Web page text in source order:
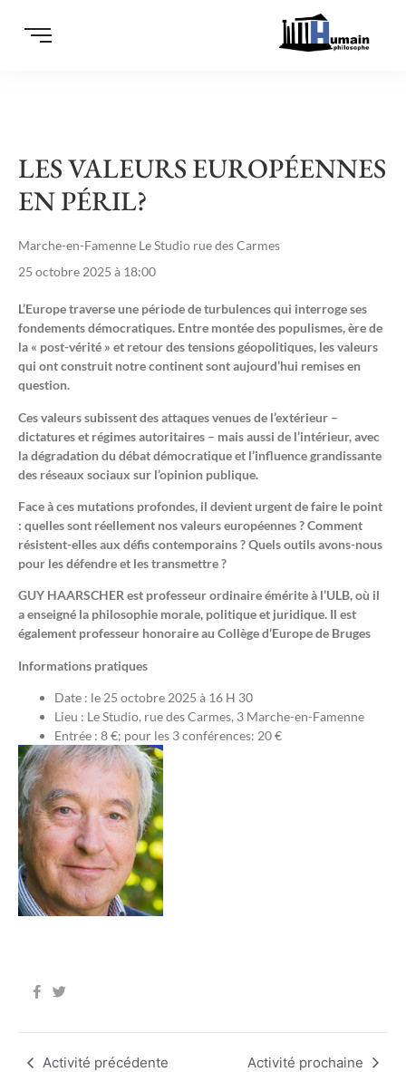
LES VALEURS EUROPÉENNES
EN PÉRIL?
Marche-en-Famenne Le Studio rue des Carmes
25 octobre 2025 à 18:00
L’Europe traverse une période de turbulences qui interroge ses
fondements démocratiques. Entre montée des populismes, ère de
la « post-vérité » et retour des tensions géopolitiques, les valeurs
qui ont construit notre continent sont aujourd’hui remises en
question.
Ces valeurs subissent des attaques venues de l’extérieur –
dictatures et régimes autoritaires – mais aussi de l’intérieur, avec
la dégradation du débat démocratique et l’influence grandissante
des réseaux sociaux sur l’opinion publique.
Face à ces mutations profondes, il devient urgent de faire le point
: quelles sont réellement nos valeurs européennes ? Comment
résistent-elles aux défis contemporains ? Quels outils avons-nous
pour les défendre et les transmettre ?
GUY HAARSCHER est professeur ordinaire émérite à l’ULB, où il
a enseigné la philosophie morale, politique et juridique. Il est
également professeur honoraire au Collège d’Europe de Bruges
Informations pratiques
Date : le 25 octobre 2025 à 16 H 30
Lieu : Le Studio, rue des Carmes, 3 Marche-en-Famenne
Entrée : 8 €; pour les 3 conférences: 20 €
Activité précédente Activité prochaine